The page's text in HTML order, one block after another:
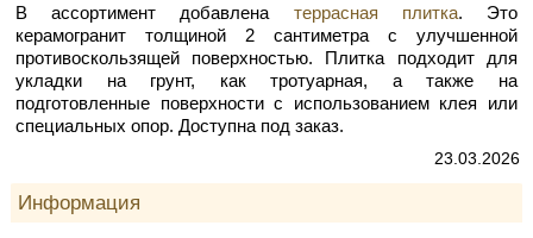
В ассортимент добавлена террасная плитка. Это
керамогранит толщиной 2 сантиметра с улучшенной
противоскользящей поверхностью. Плитка подходит для
укладки на грунт, как тротуарная, а также на
подготовленные поверхности с использованием клея или
специальных опор. Доступна под заказ.
23.03.2026
Информация